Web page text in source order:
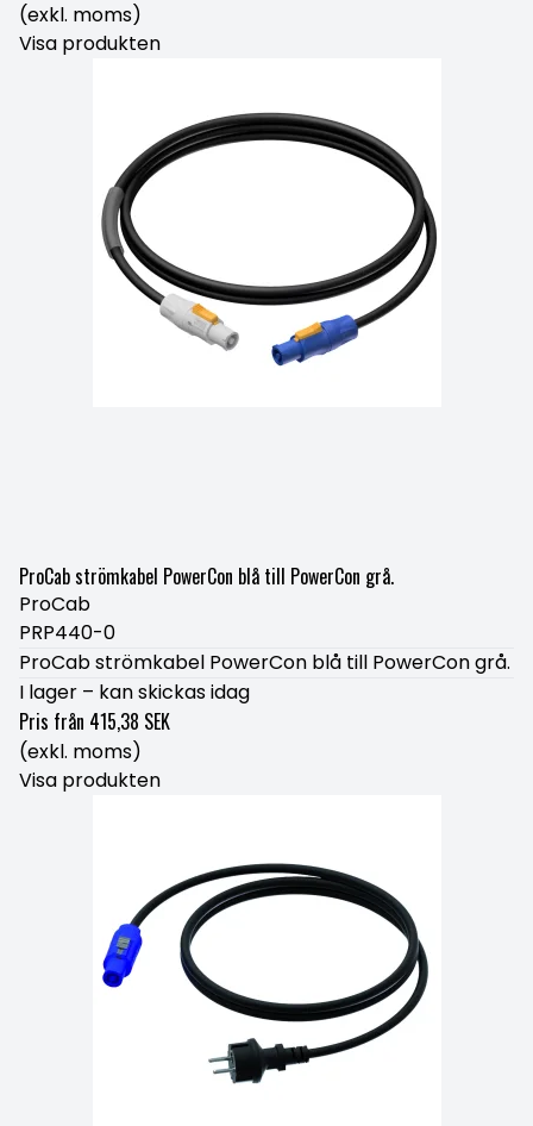
(exkl. moms)
Visa produkten
ProCab strömkabel PowerCon blå till PowerCon grå.
ProCab
PRP440-0
ProCab strömkabel PowerCon blå till PowerCon grå.
I lager – kan skickas idag
Pris från 415,38 SEK
(exkl. moms)
Visa produkten